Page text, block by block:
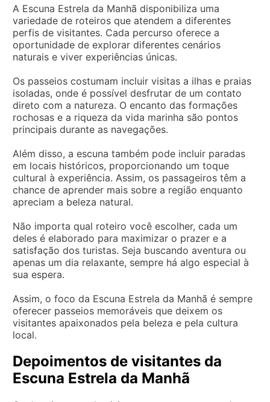
A Escuna Estrela da Manhã disponibiliza uma
variedade de roteiros que atendem a diferentes
perfis de visitantes. Cada percurso oferece a
oportunidade de explorar diferentes cenários
naturais e viver experiências únicas.
Os passeios costumam incluir visitas a ilhas e praias
isoladas, onde é possível desfrutar de um contato
direto com a natureza. O encanto das formações
rochosas e a riqueza da vida marinha são pontos
principais durante as navegações.
Além disso, a escuna também pode incluir paradas
em locais históricos, proporcionando um toque
cultural à experiência. Assim, os passageiros têm a
chance de aprender mais sobre a região enquanto
apreciam a beleza natural.
Não importa qual roteiro você escolher, cada um
deles é elaborado para maximizar o prazer e a
satisfação dos turistas. Seja buscando aventura ou
apenas um dia relaxante, sempre há algo especial à
sua espera.
Assim, o foco da Escuna Estrela da Manhã é sempre
oferecer passeios memoráveis que deixem os
visitantes apaixonados pela beleza e pela cultura
local.
Depoimentos de visitantes da
Escuna Estrela da Manhã